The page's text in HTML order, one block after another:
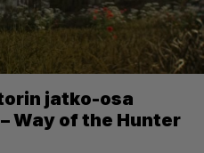
jatko-osa
Way of the Hunter